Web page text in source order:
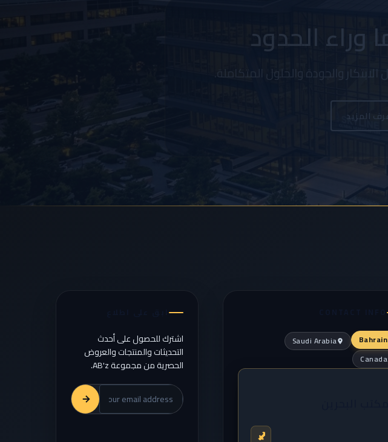
وراء الحدود
والجودة والحلول المتكاملة.
المزيد
CONTACT INFO
Bahrain
Saudi Arabia
Canada
ابق على اطلاع
اشترك للحصول على أحدث
التحديثات والمنتجات والعروض
الحصرية من مجموعة AB'z.
الشركة
البريد
الإلكتروني